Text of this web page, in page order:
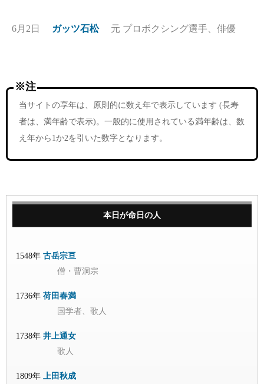
6月2日 ガッツ石松 元 プロボクシング選手、俳優
※注
当サイトの享年は、原則的に数え年で表示しています (長寿
者は、満年齢で表示)。一般的に使用されている満年齢は、数
え年から1か2を引いた数字となります。
本日が命日の人
1548年 古岳宗亘
僧・曹洞宗
1736年 荷田春満
国学者、歌人
1738年 井上通女
歌人
1809年 上田秋成